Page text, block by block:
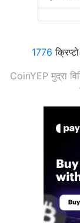
1776
CoinYEP मुद्रा